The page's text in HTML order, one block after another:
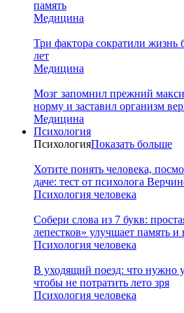
память
Медицина
Три фактора сократили жизнь
лет
Медицина
Мозг запомнил прежний
норму и заставил организм
Медицина
Психология
ПсихологияПоказать больше
Хотите понять человека,
даче: тест от психолога
Психология человека
Собери слова из 7 букв:
лепестков» улучшает память
Психология человека
В уходящий поезд: что нужно
чтобы не потратить лето зря
Психология человека